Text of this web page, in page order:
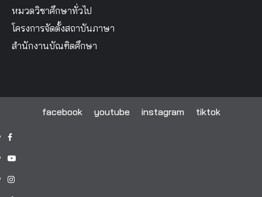
หมวดวิชาศึกษาทั่วไป
โครงการจัดตั้งสถาบันภาษา
สำนักงานบัณฑิตศึกษา
facebook youtube instagram tiktok
facebook
youtube
instagram